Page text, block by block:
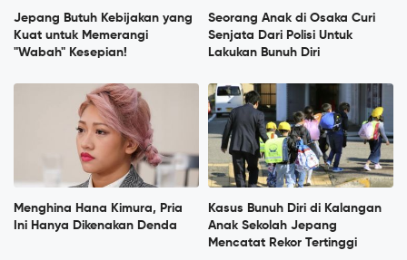
Jepang Butuh Kebijakan yang
Kuat untuk Memerangi
"Wabah" Kesepian!
Seorang Anak di Osaka Curi
Senjata Dari Polisi Untuk
Lakukan Bunuh Diri
Menghina Hana Kimura, Pria
Ini Hanya Dikenakan Denda
Kasus Bunuh Diri di Kalangan
Anak Sekolah Jepang
Mencatat Rekor Tertinggi